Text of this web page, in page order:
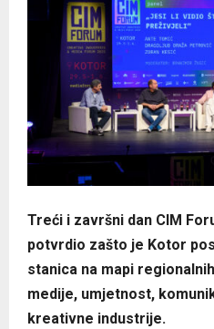
Treći i završni dan CIM
potvrdio zašto je Kotor
stanica na mapi
medije, umjetnost,
kreativne industrije.